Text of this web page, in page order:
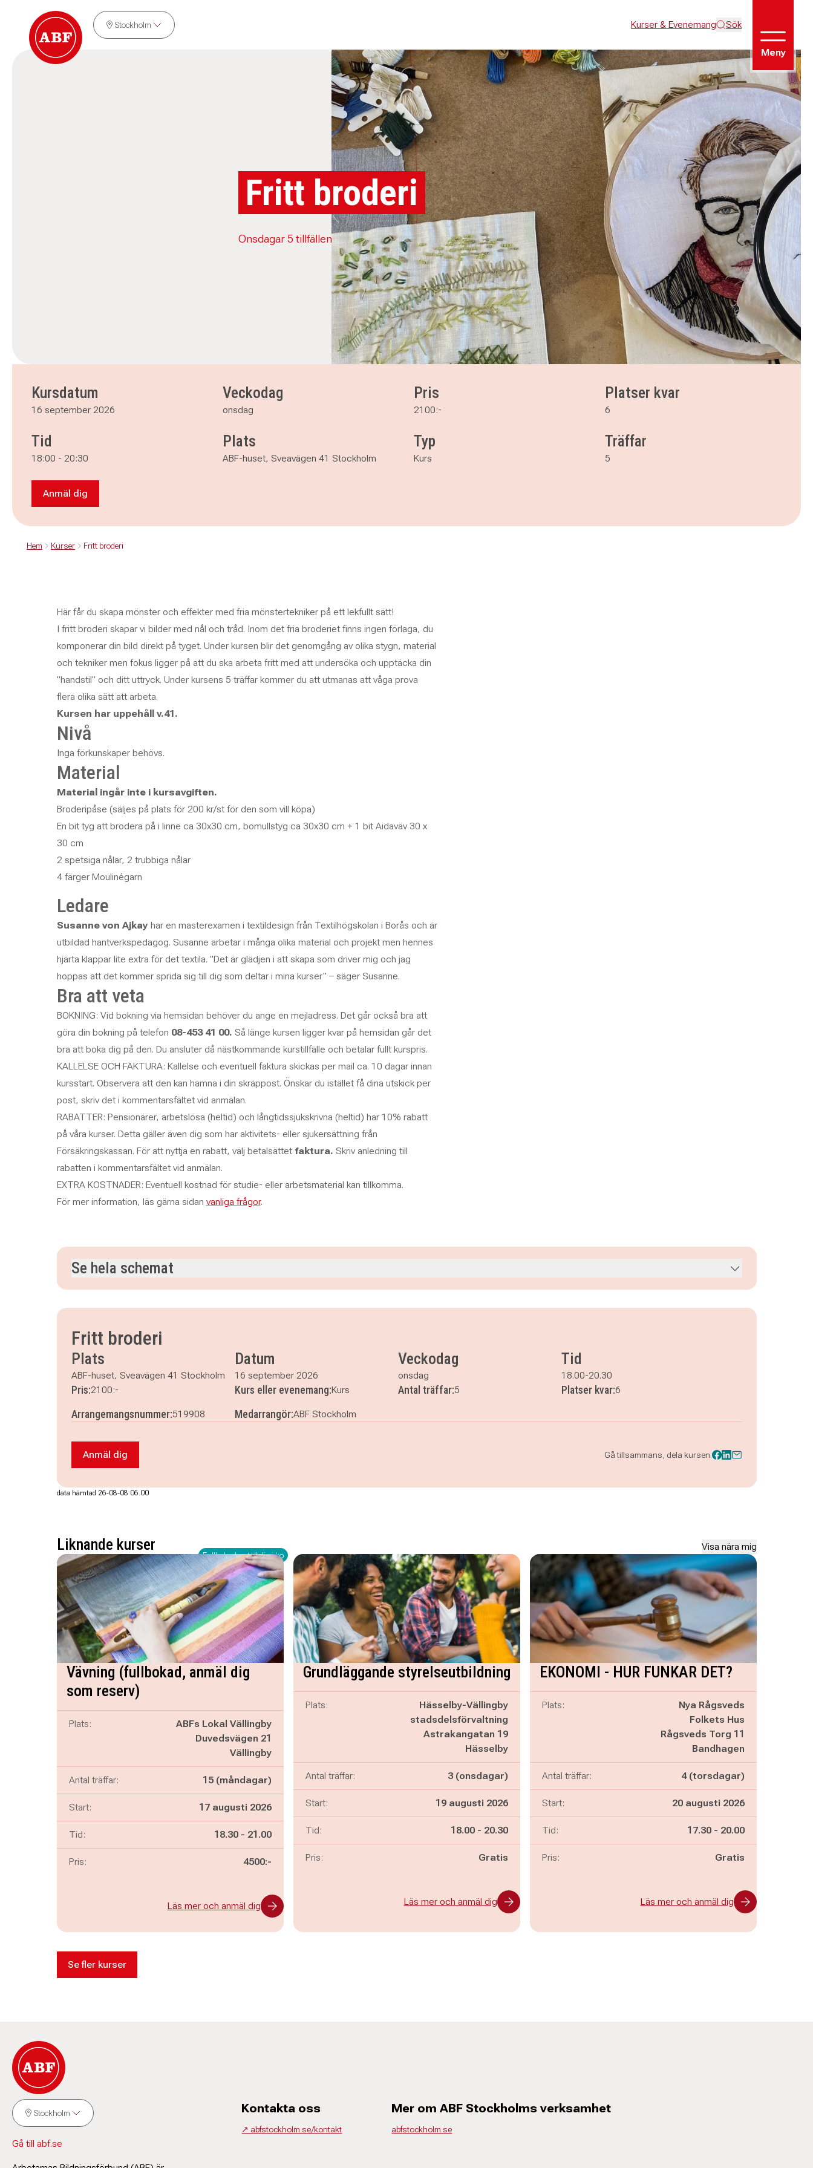
Stockholm Kurser & Evenemang Sök
Meny
Fritt broderi
Onsdagar 5 tillfällen
Kursdatum
16 september 2026
Veckodag
onsdag
Tid
18:00 - 20:30
Plats
ABF-huset, Sveavägen 41 Stockholm
Pris
2100:-
Platser kvar
6
Typ
Kurs
Träffar
5
Anmäl dig till Fritt broderi
Anmäl dig
Hem Kurser Fritt broderi
Här får du skapa mönster och effekter med fria mönstertekniker på ett lekfullt sätt!
I fritt broderi skapar vi bilder med nål och tråd. Inom det fria broderiet finns ingen förlaga, du
komponerar din bild direkt på tyget. Under kursen blir det genomgång av olika stygn, material
och tekniker men fokus ligger på att du ska arbeta fritt med att undersöka och upptäcka din
"handstil" och ditt uttryck. Under kursens 5 träffar kommer du att utmanas att våga prova
flera olika sätt att arbeta.
Kursen har uppehåll v.41.
Nivå
Inga förkunskaper behövs.
Material
Material ingår inte i kursavgiften.
Broderipåse (säljes på plats för 200 kr/st för den som vill köpa)
En bit tyg att brodera på i linne ca 30x30 cm, bomullstyg ca 30x30 cm + 1 bit Aidaväv 30 x
30 cm
2 spetsiga nålar, 2 trubbiga nålar
4 färger Moulinégarn
Ledare
Susanne von Ajkay har en masterexamen i textildesign från Textilhögskolan i Borås och är
utbildad hantverkspedagog. Susanne arbetar i många olika material och projekt men hennes
hjärta klappar lite extra för det textila. "Det är glädjen i att skapa som driver mig och jag
hoppas att det kommer sprida sig till dig som deltar i mina kurser" – säger Susanne.
Bra att veta
BOKNING: Vid bokning via hemsidan behöver du ange en mejladress. Det går också bra att
göra din bokning på telefon 08-453 41 00. Så länge kursen ligger kvar på hemsidan går det
bra att boka dig på den. Du ansluter då nästkommande kurstillfälle och betalar fullt kurspris.
KALLELSE OCH FAKTURA: Kallelse och eventuell faktura skickas per mail ca. 10 dagar innan
kursstart. Observera att den kan hamna i din skräppost. Önskar du istället få dina utskick per
post, skriv det i kommentarsfältet vid anmälan.
RABATTER: Pensionärer, arbetslösa (heltid) och långtidssjukskrivna (heltid) har 10% rabatt
på våra kurser. Detta gäller även dig som har aktivitets- eller sjukersättning från
Försäkringskassan. För att nyttja en rabatt, välj betalsättet faktura. Skriv anledning till
rabatten i kommentarsfältet vid anmälan.
EXTRA KOSTNADER: Eventuell kostnad för studie- eller arbetsmaterial kan tillkomma.
För mer information, läs gärna sidan vanliga frågor.
Se hela schemat
onsdag 30 september 2026
onsdag 14 oktober 2026
onsdag 21 oktober 2026
klockan 18.00–20.30
Fritt broderi
Plats
ABF-huset, Sveavägen 41 Stockholm
Datum
16 september 2026
Veckodag
onsdag
Tid
18.00-20.30
Pris:2100:- Kurs eller evenemang:Kurs Antal träffar:5 Platser kvar:6
Arrangemangsnummer:519908 Medarrangör:ABF Stockholm
Anmäl dig till Fritt broderi
Anmäl dig Gå tillsammans, dela kursen:
data hämtad 26-08-08 06.00
Liknande kurser Visa nära mig
Fullbokad - ställ dig i kö
Vävning (fullbokad, anmäl dig
som reserv)
Plats:
ABFs Lokal Vällingby
Duvedsvägen 21
Vällingby
Antal träffar: 15 (måndagar)
Start: 17 augusti 2026
Tid: Pågår mellan
18.30 - och
21.00
Pris: 4500:-
Läs mer och anmäl dig
Grundläggande styrelseutbildning
Plats:
Hässelby-Vällingby
stadsdelsförvaltning
Astrakangatan 19
Hässelby
Antal träffar: 3 (onsdagar)
Start: 19 augusti 2026
Tid: Pågår mellan
18.00 - och
20.30
Pris: Gratis
Läs mer och anmäl dig
EKONOMI - HUR FUNKAR DET?
Plats:
Nya Rågsveds
Folkets Hus
Rågsveds Torg 11
Bandhagen
Antal träffar: 4 (torsdagar)
Start: 20 augusti 2026
Tid: Pågår mellan
17.30 - och
20.00
Pris: Gratis
Läs mer och anmäl dig
Se fler kurser
Stockholm
Gå till abf.se
Kontakta oss
↗️ abfstockholm.se/kontakt
Mer om ABF Stockholms verksamhet
abfstockholm.se